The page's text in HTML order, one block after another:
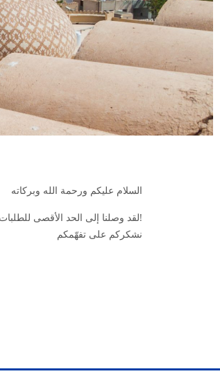
السلام عليكم ورحمة الله وبركاته
لقد وصلنا إلى الحد الأقصى للطلبات في الوقت الحالي، لكننا سنعاود فتح الطلبات في المستقبل!
نشكركم على تفهّمكم